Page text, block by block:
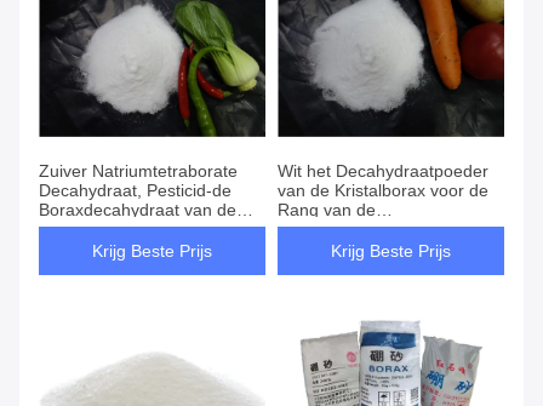
Zuiver Natriumtetraborate
Decahydraat, Pesticid-de
Boraxdecahydraat van de
Landbouwrang
Krijg Beste Prijs
Wit het Decahydraatpoeder
van de Kristalborax voor de
Rang van de
Meststoffenlandbouw
Krijg Beste Prijs